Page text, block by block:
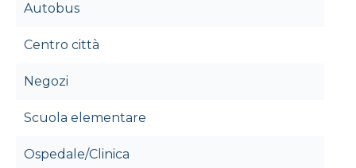
Autobus
Centro città
Negozi
Scuola elementare
Ospedale/Clinica